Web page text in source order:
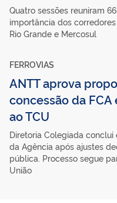
Quatro sessões reuniram
importância dos
Rio Grande e Mercosul
FERROVIAS
ANTT aprova
concessão da
ao TCU
Diretoria Colegiada
da Agência após ajustes
pública. Processo segue
União